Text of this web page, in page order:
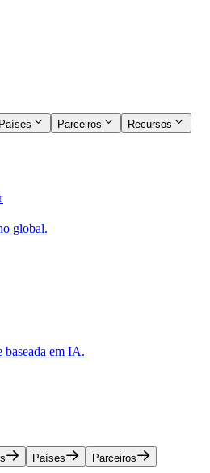
Países​​ Parceiros​​
Recursos​​
global.​​
em IA.​​
Países​​
Parceiros​​